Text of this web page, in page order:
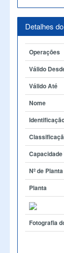
Detalhes
Operações
Válido
Válido Até
Nome
Capacidade
Nº de Planta
Planta
Fotografia